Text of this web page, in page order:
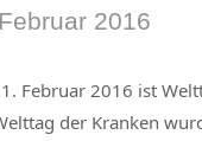
2016
Februar 2016 ist
der Kranken